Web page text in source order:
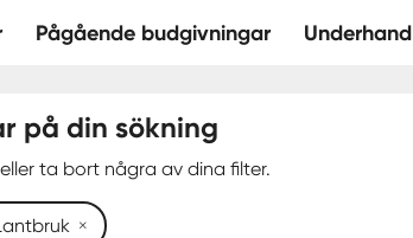
Pågående budgivningar Underhand
på din sökning
ta bort några av dina filter.